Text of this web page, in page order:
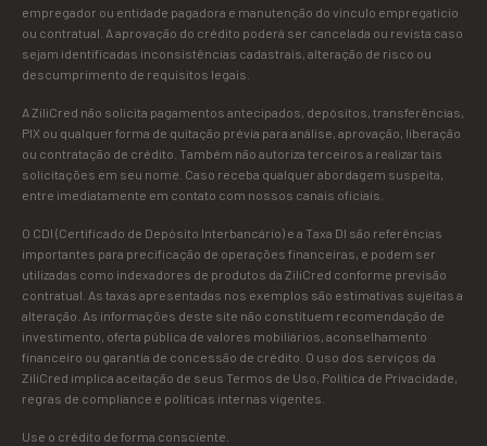
empregador ou entidade pagadora e manutenção do vínculo empregatício
ou contratual. A aprovação do crédito poderá ser cancelada ou revista caso
sejam identificadas inconsistências cadastrais, alteração de risco ou
descumprimento de requisitos legais.
A ZiliCred não solicita pagamentos antecipados, depósitos, transferências,
PIX ou qualquer forma de quitação prévia para análise, aprovação, liberação
ou contratação de crédito. Também não autoriza terceiros a realizar tais
solicitações em seu nome. Caso receba qualquer abordagem suspeita,
entre imediatamente em contato com nossos canais oficiais.
O CDI (Certificado de Depósito Interbancário) e a Taxa DI são referências
importantes para precificação de operações financeiras, e podem ser
utilizadas como indexadores de produtos da ZiliCred conforme previsão
contratual. As taxas apresentadas nos exemplos são estimativas sujeitas a
alteração. As informações deste site não constituem recomendação de
investimento, oferta pública de valores mobiliários, aconselhamento
financeiro ou garantia de concessão de crédito. O uso dos serviços da
ZiliCred implica aceitação de seus Termos de Uso, Política de Privacidade,
regras de compliance e políticas internas vigentes.
Use o crédito de forma consciente.